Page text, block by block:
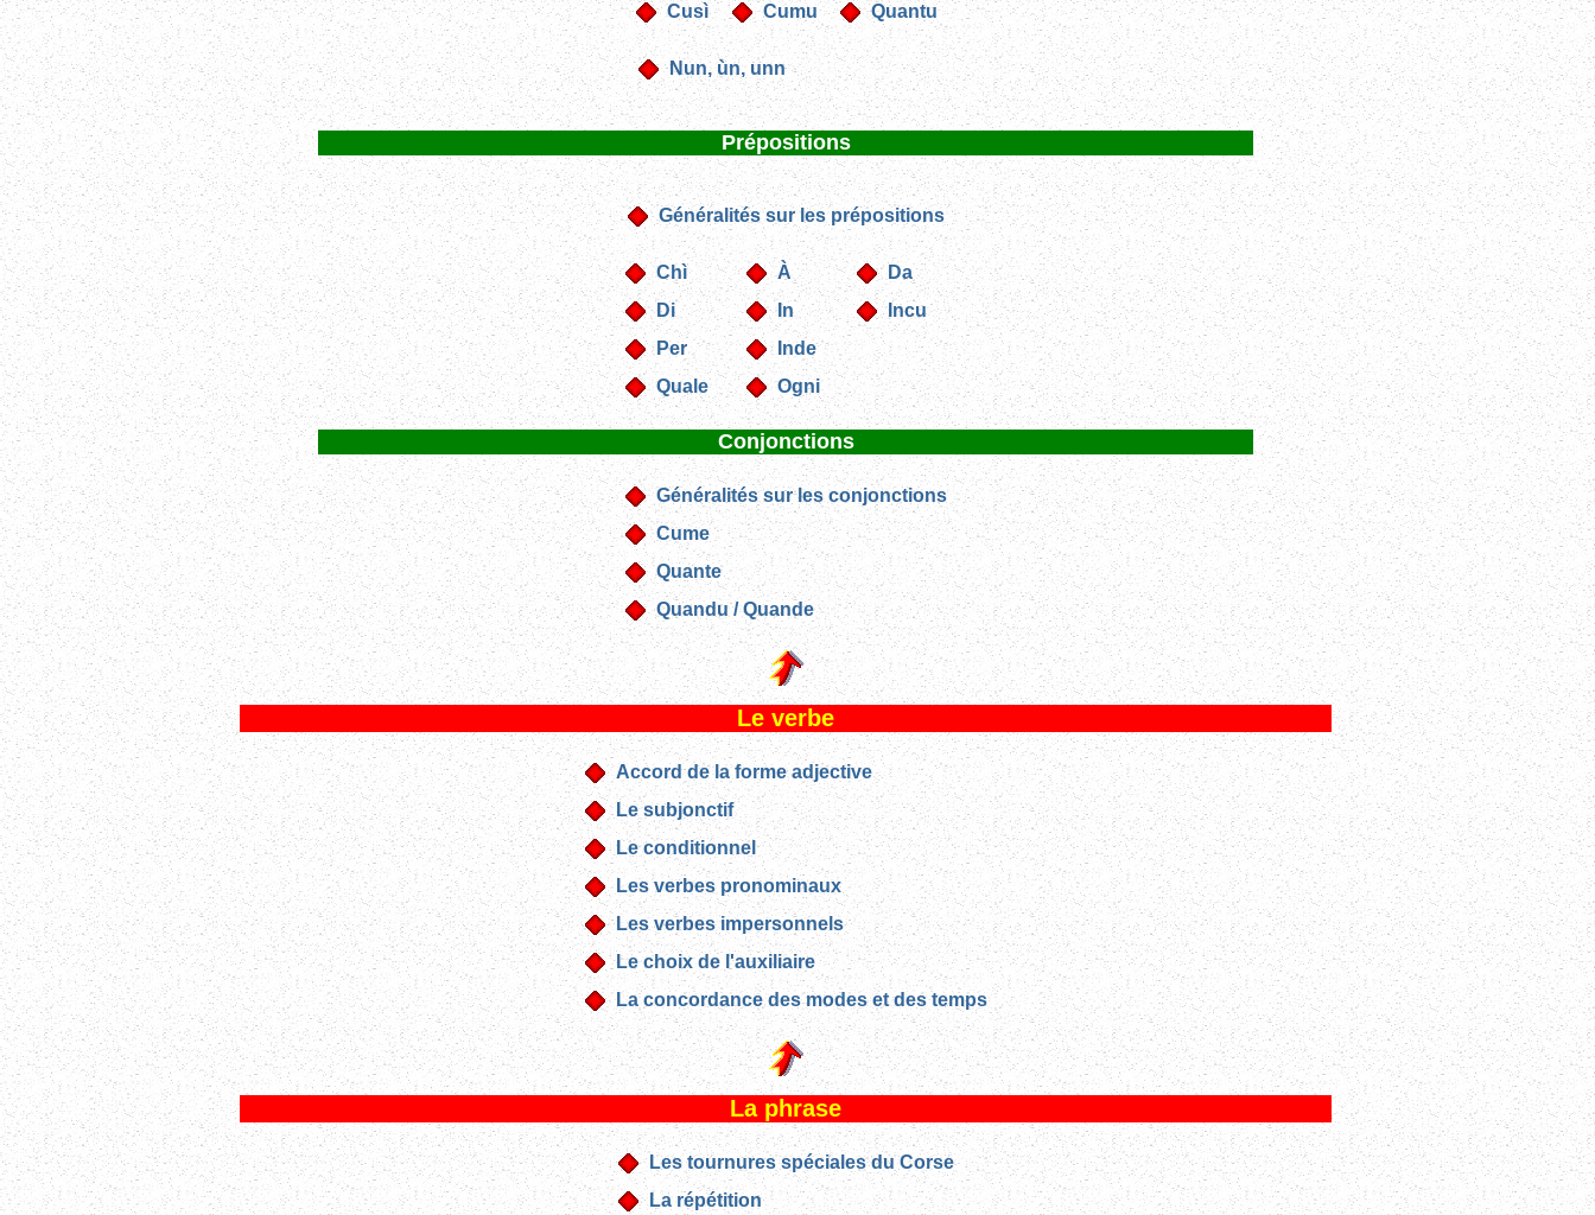
Cusì
Cumu Quantu
Nun, ùn, unn
Prépositions
Généralités sur les prépositions
Chì À
Da
Di
In
Incu
Per
Inde
Quale
Ogni
Conjonctions
Généralités sur les conjonctions
Cume
Quante
Quandu / Quande
Le verbe
Accord de la forme adjective
Le subjonctif
Le conditionnel
Les verbes pronominaux
Les verbes impersonnels
Le choix de l'auxiliaire
La concordance des modes et des temps
La phrase
Les tournures spéciales du Corse
La répétition